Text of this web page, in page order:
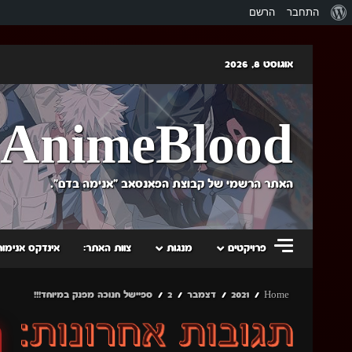
אודות
התחבר הרשם
content
אוגוסט 8, 2026
AnimeBlood
האתר הרשמי של קבוצת הפאנסאב "אנימה בדם".
פרויקטים מנגות צוות האתר: אינדקס
Home
2021 דצמבר 2 ספיישל חנוכה מפנק במיוחד!!!